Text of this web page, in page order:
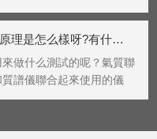
物的過程，是生物質能的
為慢速、常規、快速或閃
請問氣質聯用儀的工作原理是怎么樣呀?有什么用途?
做什么測試的呢？氣質聯
譜儀聯合起來使用的儀
定性分析，但對復雜有機
法，特別適合于進行有機